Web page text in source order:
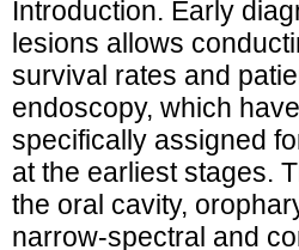
Introduction. Early
lesions allows
survival rates and
endoscopy, which
specifically assigned
at the earliest stages.
the oral cavity,
narrow-spectral and